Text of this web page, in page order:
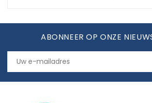
ABONNEER OP ONZE